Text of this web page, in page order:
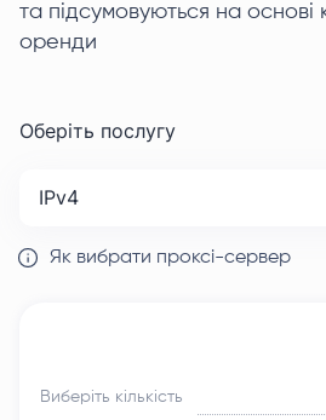
та підсумовуються на основі
оренди
Оберіть послугу
IPv4
Як вибрати проксі-сервер
Виберіть кількість